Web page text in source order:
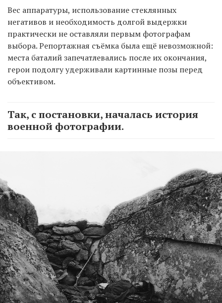
Вес аппаратуры, использование стеклянных
негативов и необходимость долгой выдержки
практически не оставляли первым фотографам
выбора. Репортажная съёмка была ещё невозможной:
места баталий запечатлевались после их окончания,
герои подолгу удерживали картинные позы перед
объективом.
Так, с постановки, началась история
военной фотографии.